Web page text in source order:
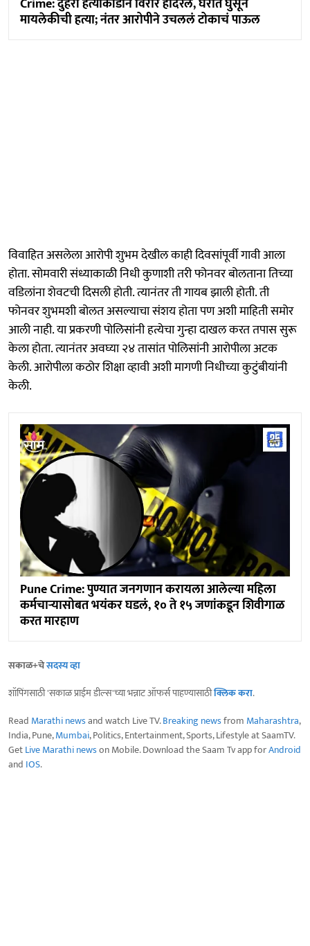
Crime: दुहेरी हत्याकांडाने विरार हादरले, घरात घुसून
मायलेकीची हत्या; नंतर आरोपीने उचललं टोकाचं पाऊल
विवाहित असलेला आरोपी शुभम देखील काही दिवसांपूर्वी गावी आला
होता. सोमवारी संध्याकाळी निधी कुणाशी तरी फोनवर बोलताना तिच्या
वडिलांना शेवटची दिसली होती. त्यानंतर ती गायब झाली होती. ती
फोनवर शुभमशी बोलत असल्याचा संशय होता पण अशी माहिती समोर
आली नाही. या प्रकरणी पोलिसांनी हत्येचा गुन्हा दाखल करत तपास सुरू
केला होता. त्यानंतर अवघ्या २४ तासांत पोलिसांनी आरोपीला अटक
केली. आरोपीला कठोर शिक्षा व्हावी अशी मागणी निधीच्या कुटुंबीयांनी
केली.
Pune Crime: पुण्यात जनगणान करायला आलेल्या महिला
कर्मचाऱ्यासोबत भयंकर घडलं, १० ते १५ जणांकडून शिवीगाळ
करत मारहाण
सकाळ+चेसदस्य व्हा
शॉपिंगसाठी 'सकाळ प्राईम डील्स'च्या भन्नाट ऑफर्स पाहण्यासाठीक्लिक करा.
Read Marathi newsand watch Live TV.Breaking newsfrom Maharashtra,
India, Pune,Mumbai, Politics, Entertainment, Sports, Lifestyle at SaamTV.
GetLive Marathi newson Mobile. Download the Saam Tv app forAndroid
and IOS.